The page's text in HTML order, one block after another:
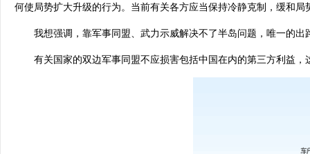
何使局势扩大升级的行为。当前有关各方应当保持冷静克制，缓和局
我想强调，靠军事同盟、武力示威解决不了半岛问题，唯一的出
有关国家的双边军事同盟不应损害包括中国在内的第三方利益，